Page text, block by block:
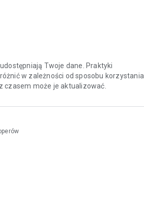
użytkowania aplikacji znajdziesz na
Twoje dane. Praktyki
w zależności od sposobu korzystania
czasem może je aktualizować.